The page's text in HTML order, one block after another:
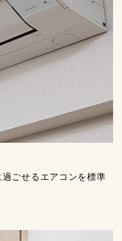
ごせるエアコンを標準